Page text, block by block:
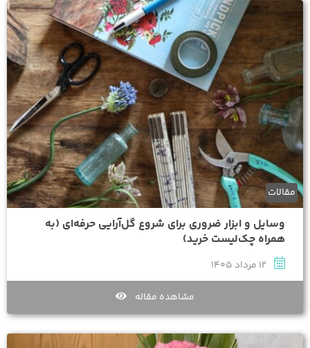
مقالات
وسایل و ابزار ضروری برای شروع گل‌آرایی حرفه‌ای (به
همراه چک‌لیست خرید)
مشاهده مقاله